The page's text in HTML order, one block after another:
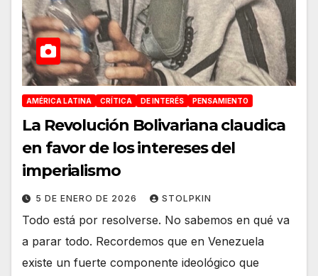
AMÉRICA LATINA CRÍTICA DE INTERÉS PENSAMIENTO
La Revolución Bolivariana claudica
en favor de los intereses del
imperialismo
5 DE ENERO DE 2026 STOLPKIN
Todo está por resolverse. No sabemos en qué va
a parar todo. Recordemos que en Venezuela
existe un fuerte componente ideológico que